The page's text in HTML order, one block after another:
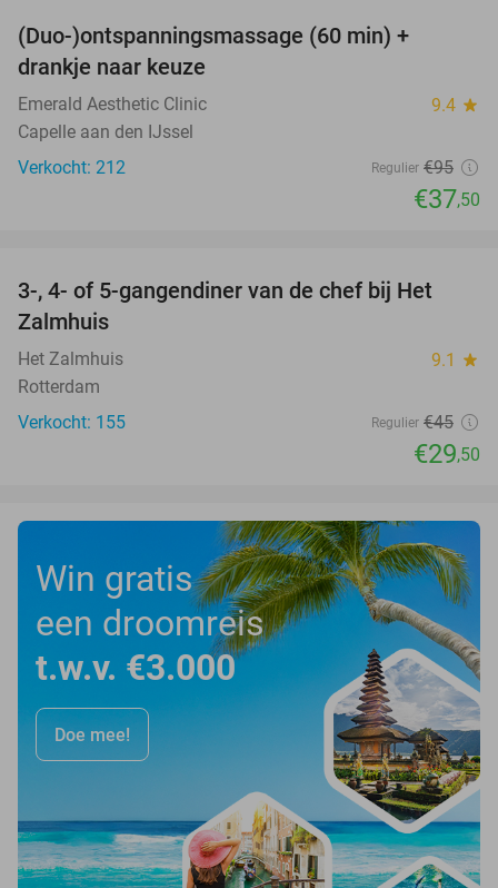
(Duo-)ontspanningsmassage (60 min) +
drankje naar keuze
Emerald Aesthetic Clinic 9.4 star
Capelle aan den IJssel
Verkocht: 212
Regulier €95
€37,50
34%
3-, 4- of 5-gangendiner van de chef bij Het
Zalmhuis
Het Zalmhuis 9.1 star
Rotterdam
Verkocht: 155
Regulier €45
€29,50
Win gratis
een droomreis
t.w.v. €3.000
Doe mee!